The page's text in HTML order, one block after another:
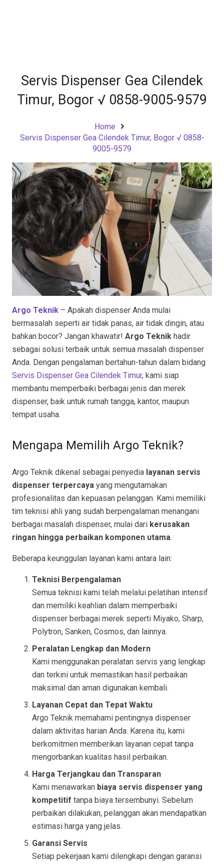
Servis Dispenser Gea Cilendek
Timur, Bogor √ 0858-9005-9579
Home
Servis Dispenser Gea Cilendek Timur, Bogor √ 0858-
9005-9579
Argo Teknik – Apakah dispenser Anda mulai
bermasalah seperti air tidak panas, air tidak dingin, atau
bahkan bocor? Jangan khawatir! Argo Teknik hadir
sebagai solusi terbaik untuk semua masalah dispenser
Anda. Dengan pengalaman bertahun-tahun dalam bidang
Servis Dispenser Gea Cilendek Timur, kami siap
membantu memperbaiki berbagai jenis dan merek
dispenser, baik untuk rumah tangga, kantor, maupun
tempat usaha.
Mengapa Memilih Argo Teknik?
Argo Teknik dikenal sebagai penyedia layanan servis
dispenser terpercaya yang mengutamakan
profesionalitas dan kepuasan pelanggan. Kami memiliki
tim teknisi ahli yang sudah berpengalaman menangani
berbagai masalah dispenser, mulai dari kerusakan
ringan hingga perbaikan komponen utama.
Beberapa keunggulan layanan kami antara lain:
Teknisi Berpengalaman
Semua teknisi kami telah melalui pelatihan intensif
dan memiliki keahlian dalam memperbaiki
dispenser berbagai merek seperti Miyako, Sharp,
Polytron, Sanken, Cosmos, dan lainnya.
Peralatan Lengkap dan Modern
Kami menggunakan peralatan servis yang lengkap
dan terkini untuk memastikan hasil perbaikan
maksimal dan aman digunakan kembali.
Layanan Cepat dan Tepat Waktu
Argo Teknik memahami pentingnya dispenser
dalam aktivitas harian Anda. Karena itu, kami
berkomitmen memberikan layanan cepat tanpa
mengorbankan kualitas hasil perbaikan.
Harga Terjangkau dan Transparan
Kami menawarkan biaya servis dispenser yang
kompetitif tanpa biaya tersembunyi. Sebelum
perbaikan dilakukan, pelanggan akan mendapatkan
estimasi harga yang jelas.
Garansi Servis
Setiap pekerjaan kami dilengkapi dengan garansi